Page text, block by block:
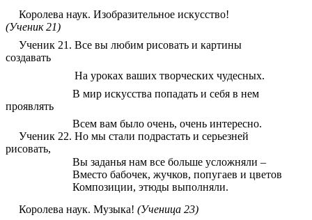
Королева наук. Изобразительное искусство!
(Ученик 21)
Ученик 21. Все вы любим рисовать и картины
создавать
На уроках ваших творческих чудесных.
В мир искусства попадать и себя в нем
проявлять
Всем вам было очень, очень интересно.
Ученик 22. Но мы стали подрастать и серьезней
рисовать,
Вы заданья нам все больше усложняли –
Вместо бабочек, жучков, попугаев и цветов
Композиции, этюды выполняли.
Королева наук. Музыка! (Ученица 23)